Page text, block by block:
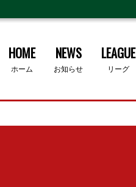
HOME
ホーム
NEWS
お知らせ
LEAGUE
リーグ